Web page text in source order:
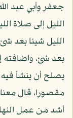
جعفر وأبي عبد
الليل إلى صلاة
الليل شيئا بعد
بعد شئ، واضافته
يصلح أن ينشأ
مقصورا، قال
أشد من عمل